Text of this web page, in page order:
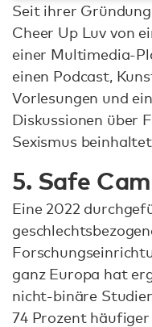
Seit ihrer
Cheer Up Luv von
einer Multimedia-
einen Podcast,
Vorlesungen und
Diskussionen über
Sexismus
5. Safe
Eine 2022
ganz Europa hat
nicht-binäre
74 Prozent